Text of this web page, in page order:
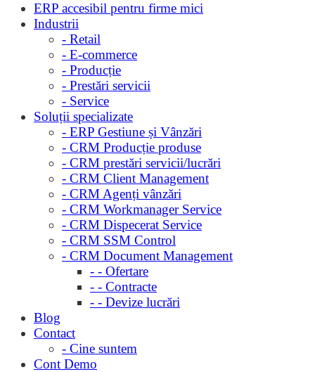
ERP accesibil pentru firme mici
Industrii
- Retail
- E-commerce
- Producție
- Prestări servicii
- Service
Soluții specializate
- ERP Gestiune și Vânzări
- CRM Producție produse
- CRM prestări servicii/lucrări
- CRM Client Management
- CRM Agenți vânzări
- CRM Workmanager Service
- CRM Dispecerat Service
- CRM SSM Control
- CRM Document Management
- - Ofertare
- - Contracte
- - Devize lucrări
Blog
Contact
- Cine suntem
Cont Demo